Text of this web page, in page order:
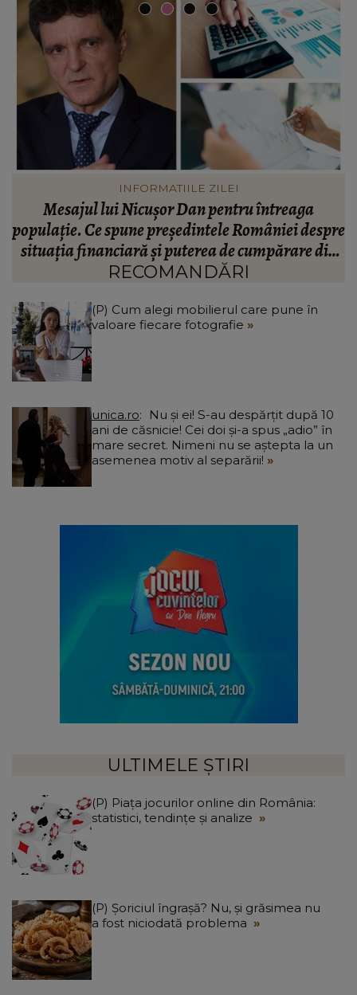
VEDETE
Valentin Sanfira, acuzații despre infidelitate? Ce
mărturisiri a făcut artistul de muzică populară:
“Doi ochi ce m-au înșelat.”
RECOMANDĂRI
(P) Cum alegi mobilierul care pune în
valoare fiecare fotografie
unica.ro
ani de căsnicie! Cei doi și-a spus „adio” în
mare secret. Nimeni nu se aștepta la un
asemenea motiv al separării!
ULTIMELE ȘTIRI
(P) Piața jocurilor online din România:
statistici, tendințe și analize
(P) Șoriciul îngrașă? Nu, și grăsimea nu
a fost niciodată problema